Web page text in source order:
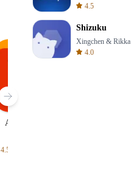
AliExpress
4.5
4.5
Shizuku
Xingchen & Rikka
4.0